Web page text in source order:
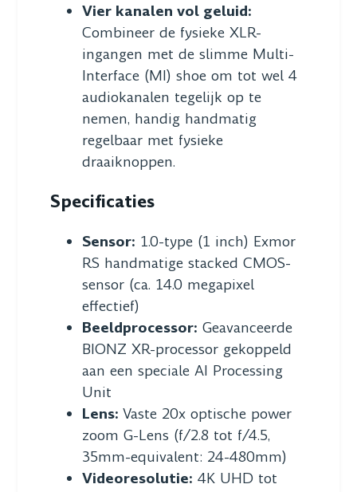
Vier kanalen vol geluid:
Combineer de fysieke XLR-
ingangen met de slimme Multi-
Interface (MI) shoe om tot wel 4
audiokanalen tegelijk op te
nemen, handig handmatig
regelbaar met fysieke
draaiknoppen.
Specificaties
Sensor: 1.0-type (1 inch) Exmor
RS handmatige stacked CMOS-
sensor (ca. 14.0 megapixel
effectief)
Beeldprocessor: Geavanceerde
BIONZ XR-processor gekoppeld
aan een speciale AI Processing
Unit
Lens: Vaste 20x optische power
zoom G-Lens (f/2.8 tot f/4.5,
35mm-equivalent: 24-480mm)
Videoresolutie: 4K UHD tot